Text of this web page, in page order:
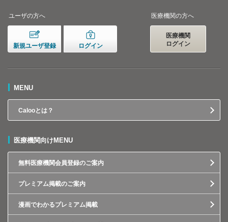
ユーザの方へ
新規ユーザ登録 ログイン
医療機関の方へ
医療機関
ログイン
MENU
Calooとは？
医療機関向けMENU
無料医療機関会員登録のご案内
プレミアム掲載のご案内
漫画でわかるプレミアム掲載